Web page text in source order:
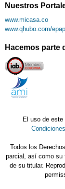
Nuestros
www.micasa.co
www.qhubo.com/
Hacemos parte
El uso de
Condiciones
Todos los
parcial, así como su
de su titular.